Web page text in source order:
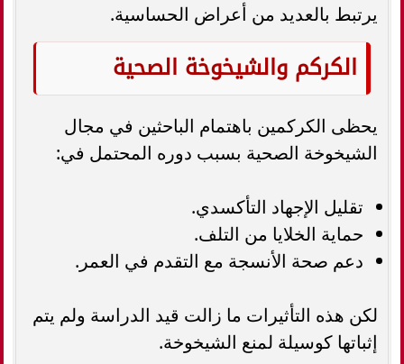
يرتبط بالعديد من أعراض الحساسية.
الكركم والشيخوخة الصحية
يحظى الكركمين باهتمام الباحثين في مجال
الشيخوخة الصحية بسبب دوره المحتمل في:
تقليل الإجهاد التأكسدي.
حماية الخلايا من التلف.
دعم صحة الأنسجة مع التقدم في العمر.
لكن هذه التأثيرات ما زالت قيد الدراسة ولم يتم
إثباتها كوسيلة لمنع الشيخوخة.